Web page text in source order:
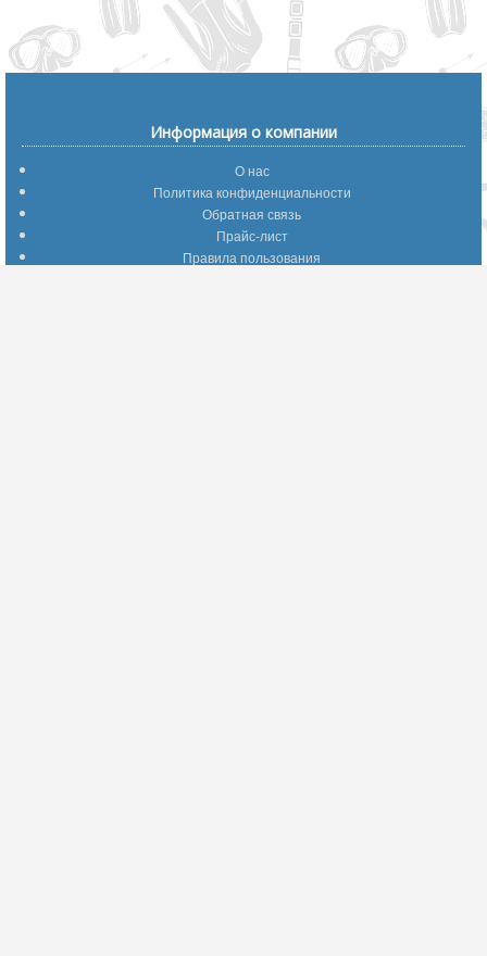
Информация о компании
О нас
Политика конфиденциальности
Обратная связь
Прайс-лист
Правила пользования